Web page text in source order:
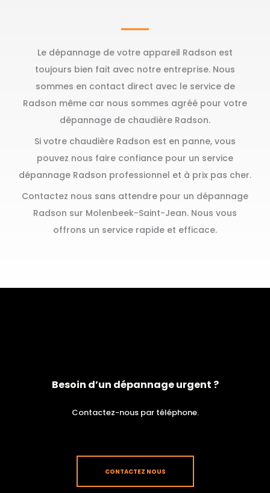
Le dépannage de votre appareil Radson est
toujours bien fait avec notre entreprise. Nous
sommes en contact direct avec le service de
Radson même car nous sommes agréé pour votre
dépannage de chaudière Radson.
Si votre chaudière Radson est en panne, vous
pouvez nous faire confiance pour un service
dépannage Radson professionnel et à prix pas cher.
Contactez nous sans attendre pour un dépannage
Radson sur Molenbeek-Saint-Jean. Nous vous
offrons un service rapide et efficace.
Besoin d’un dépannage urgent ?
Contactez-nous par téléphone.
CONTACTEZ NOUS